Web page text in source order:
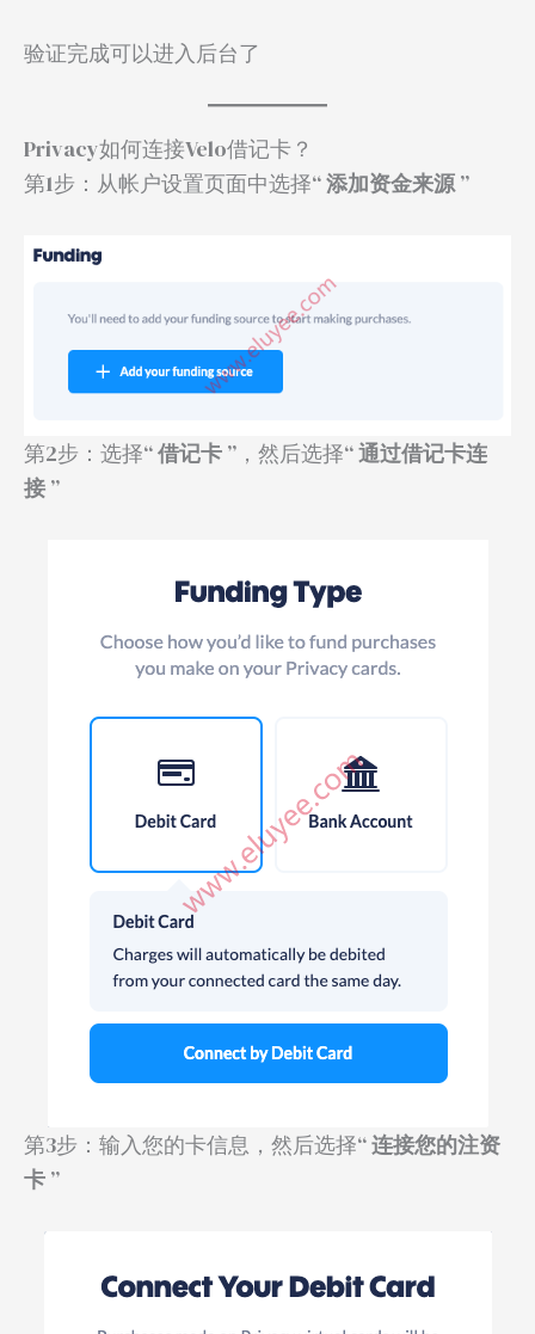
验证完成可以进入后台了
Privacy如何连接Velo借记卡？
第1步：从帐户设置页面中选择“添加资金来源”
第2步：选择“借记卡 ”，然后选择“通过借记卡连
接 ”
第3步：输入您的卡信息，然后选择“连接您的注资
卡 ”